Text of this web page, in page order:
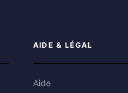
AIDE & LÉGAL
Aide